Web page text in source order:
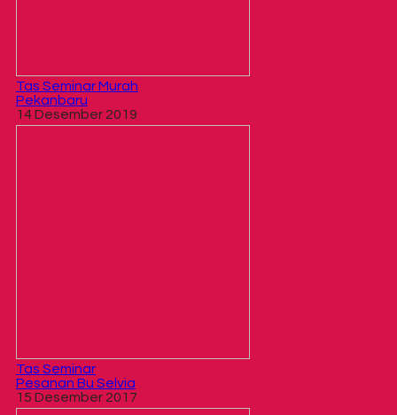
Tas Seminar Murah
Pekanbaru
14 Desember 2019
Tas Seminar
Pesanan Bu Selvia
15 Desember 2017